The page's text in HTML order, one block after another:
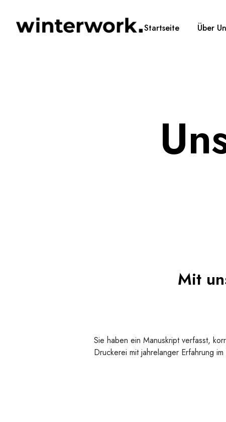
Startseite Über
Mit
Sie haben ein Manuskript verfasst,
Druckerei mit jahrelanger Erfahrung